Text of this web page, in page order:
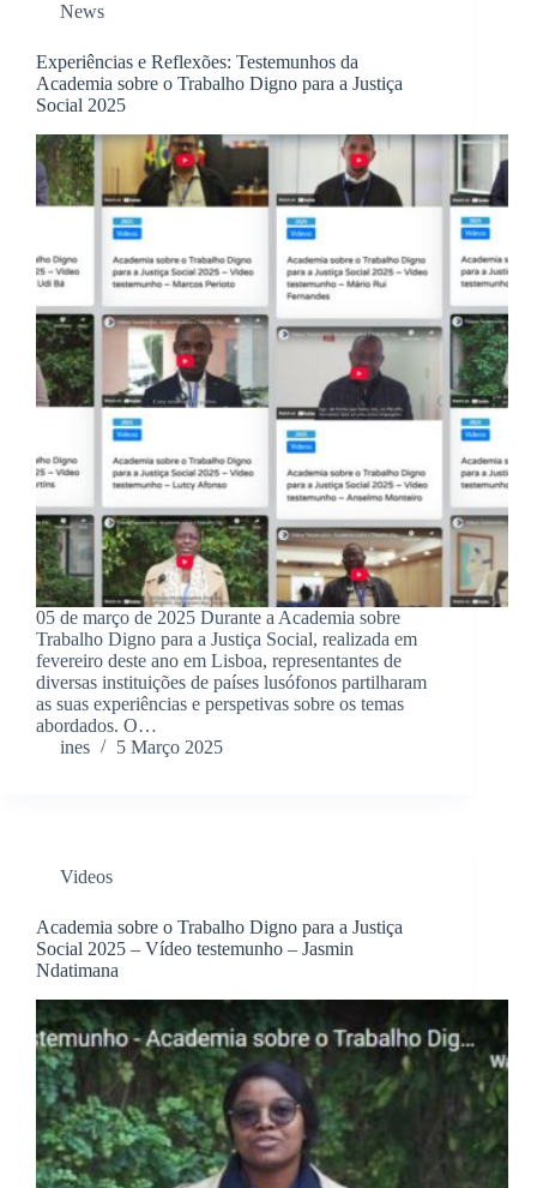
News
Experiências e Reflexões: Testemunhos da
Academia sobre o Trabalho Digno para a Justiça
Social 2025
05 de março de 2025 Durante a Academia sobre
Trabalho Digno para a Justiça Social, realizada em
fevereiro deste ano em Lisboa, representantes de
diversas instituições de países lusófonos partilharam
as suas experiências e perspetivas sobre os temas
abordados. O…
ines
5 Março 2025
Videos
Academia sobre o Trabalho Digno para a Justiça
Social 2025 – Vídeo testemunho – Jasmin
Ndatimana